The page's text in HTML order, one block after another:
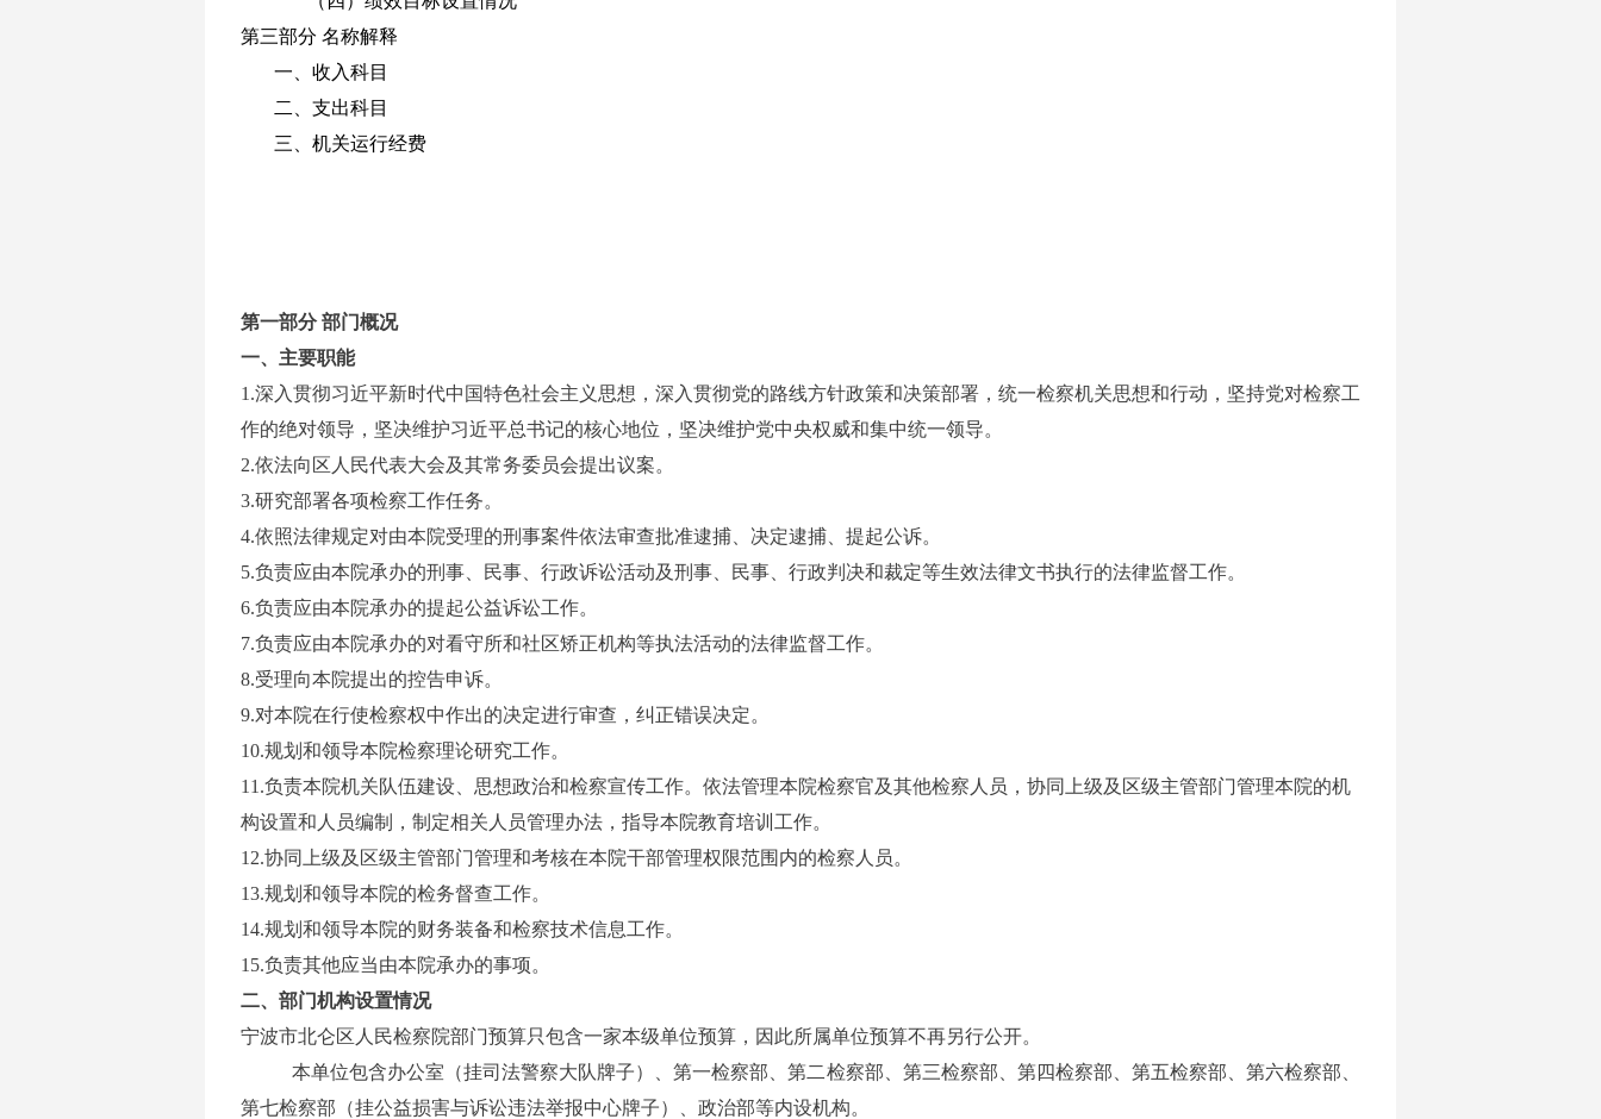
第三部分 名称解释
一、收入科目
二、支出科目
三、机关运行经费
第一部分 部门概况
一、主要职能
1.深入贯彻习近平新时代中国特色社会主义思想，深入贯彻党的路线方针政策和决策部署，统一检察机关思想和行动，坚持党对检察工
作的绝对领导，坚决维护习近平总书记的核心地位，坚决维护党中央权威和集中统一领导。
2.依法向区人民代表大会及其常务委员会提出议案。
3.研究部署各项检察工作任务。
4.依照法律规定对由本院受理的刑事案件依法审查批准逮捕、决定逮捕、提起公诉。
5.负责应由本院承办的刑事、民事、行政诉讼活动及刑事、民事、行政判决和裁定等生效法律文书执行的法律监督工作。
6.负责应由本院承办的提起公益诉讼工作。
7.负责应由本院承办的对看守所和社区矫正机构等执法活动的法律监督工作。
8.受理向本院提出的控告申诉。
9.对本院在行使检察权中作出的决定进行审查，纠正错误决定。
10.规划和领导本院检察理论研究工作。
11.负责本院机关队伍建设、思想政治和检察宣传工作。依法管理本院检察官及其他检察人员，协同上级及区级主管部门管理本院的机
构设置和人员编制，制定相关人员管理办法，指导本院教育培训工作。
12.协同上级及区级主管部门管理和考核在本院干部管理权限范围内的检察人员。
13.规划和领导本院的检务督查工作。
14.规划和领导本院的财务装备和检察技术信息工作。
15.负责其他应当由本院承办的事项。
二、部门机构设置情况
宁波市北仑区人民检察院部门预算只包含一家本级单位预算，因此所属单位预算不再另行公开。
本单位包含办公室（挂司法警察大队牌子）、第一检察部、第二检察部、第三检察部、第四检察部、第五检察部、第六检察部、
第七检察部（挂公益损害与诉讼违法举报中心牌子）、政治部等内设机构。